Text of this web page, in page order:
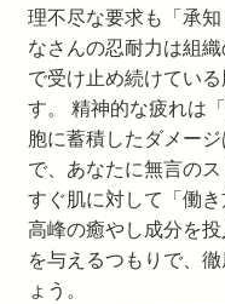
理不尽な要求も「承
なさんの忍耐力は組
で受け止め続けてい
す。 精神的な疲れは
胞に蓄積したダメー
で、あなたに無言の
すぐ肌に対して「働
高峰の癒やし成分を
を与えるつもりで、
ょう。